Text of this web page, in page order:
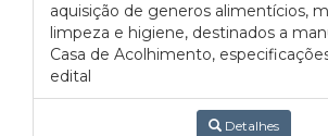
aquisição de generos alimentícios,
limpeza e higiene, destinados a
Casa de Acolhimento,
edital
Detalhes